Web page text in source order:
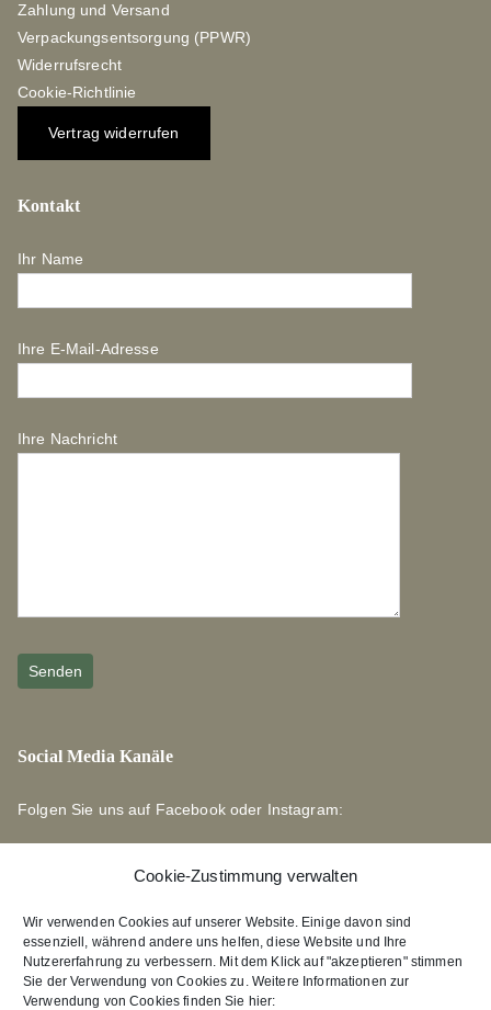
Cookie-Zustimmung verwalten
Wir verwenden Cookies auf unserer Website. Einige davon sind
essenziell, während andere uns helfen, diese Website und Ihre
Nutzererfahrung zu verbessern. Mit dem Klick auf "akzeptieren" stimmen
Sie der Verwendung von Cookies zu. Weitere Informationen zur
Verwendung von Cookies finden Sie hier:
Zahlung und Versand
Verpackungsentsorgung (PPWR)
Widerrufsrecht
Cookie-Richtlinie
Vertrag widerrufen
Kontakt
Ihr Name
Ihre E-Mail-Adresse
Ihre Nachricht
Social Media Kanäle
Folgen Sie uns auf Facebook oder Instagram:
Links zu unseren Partnerverlagen
Edition Bärenklau